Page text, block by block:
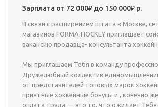
Зарплата от 72 000₽ до 150 000₽ р.
В связи с расширением штата в Москве,
магазинов FORMA.HOCKEY приглашает
вакансию продавца- консультанта
Мы приглашаем Тебя в команду
Дружелюбный коллектив
от представителей топовых марок
приятные хоккейные бонусы и , конечно
оплата труда — это то, что ожидает Тебя